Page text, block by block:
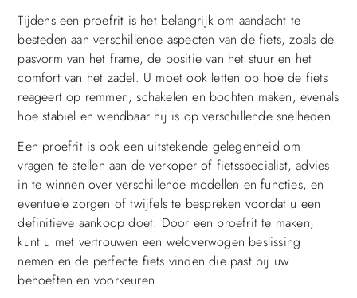
Tijdens een proefrit is het belangrijk om aandacht te
besteden aan verschillende aspecten van de fiets, zoals de
pasvorm van het frame, de positie van het stuur en het
comfort van het zadel. U moet ook letten op hoe de fiets
reageert op remmen, schakelen en bochten maken, evenals
hoe stabiel en wendbaar hij is op verschillende snelheden.
Een proefrit is ook een uitstekende gelegenheid om
vragen te stellen aan de verkoper of fietsspecialist, advies
in te winnen over verschillende modellen en functies, en
eventuele zorgen of twijfels te bespreken voordat u een
definitieve aankoop doet. Door een proefrit te maken,
kunt u met vertrouwen een weloverwogen beslissing
nemen en de perfecte fiets vinden die past bij uw
behoeften en voorkeuren.